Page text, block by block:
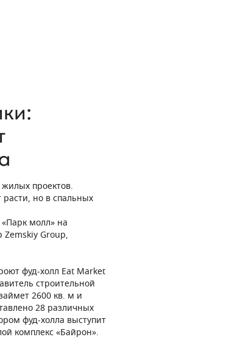
жилых проектов.
расти, но в спальных
молл» на
Zemskiy Group,
фуд-холл Eat Market
строительной
2600 кв. м и
28 различных
фуд-холла выступит
комплекс «Байрон».